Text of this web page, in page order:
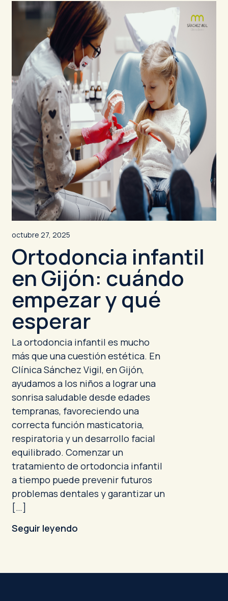
octubre 27, 2025
Ortodoncia infantil
en Gijón: cuándo
empezar y qué
esperar
La ortodoncia infantil es mucho
más que una cuestión estética. En
Clínica Sánchez Vigil, en Gijón,
ayudamos a los niños a lograr una
sonrisa saludable desde edades
tempranas, favoreciendo una
correcta función masticatoria,
respiratoria y un desarrollo facial
equilibrado. Comenzar un
tratamiento de ortodoncia infantil
a tiempo puede prevenir futuros
problemas dentales y garantizar un
[…]
Seguir leyendo